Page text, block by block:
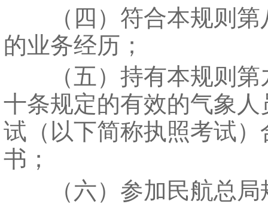
（四）符合本规则第
的业务经历；
（五）持有本规则第
十条规定的有效的气象人
试（以下简称执照考试）
书；
（六）参加民航总局